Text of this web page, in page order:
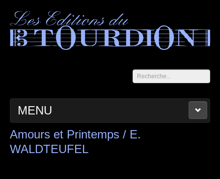
Rechercher
MENU
LES CAHIERS DU TOURDION
PANIER CONTACT
Amours et Printemps / E.
WALDTEUFEL